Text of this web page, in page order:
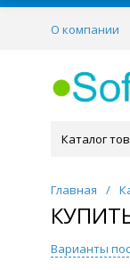
О компании
Каталог
Главная /
Варианты